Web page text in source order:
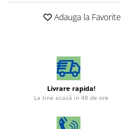
Adauga la Favorite
Livrare rapida!
La tine acasă in 48 de ore